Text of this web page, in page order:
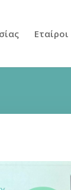
Εταίροι